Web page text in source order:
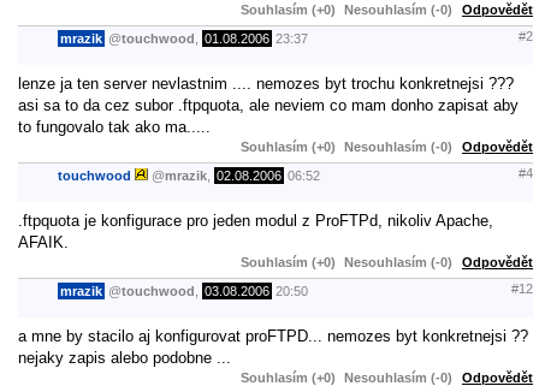
Souhlasím (+0) Nesouhlasím (-0) Odpovědět
mrazik @touchwood 01.08.2006 23:37 #2
lenze ja ten server nevlastnim .... nemozes byt trochu konkretnejsi ???
asi sa to da cez subor .ftpquota, ale neviem co mam donho zapisat aby
to fungovalo tak ako ma.....
Souhlasím (+0) Nesouhlasím (-0) Odpovědět
touchwood @mrazik 02.08.2006 06:52 #4
.ftpquota je konfigurace pro jeden modul z ProFTPd, nikoliv Apache,
AFAIK.
Souhlasím (+0) Nesouhlasím (-0) Odpovědět
mrazik @touchwood 03.08.2006 20:50 #12
a mne by stacilo aj konfigurovat proFTPD... nemozes byt konkretnejsi ??
nejaky zapis alebo podobne ...
Souhlasím (+0) Nesouhlasím (-0) Odpovědět